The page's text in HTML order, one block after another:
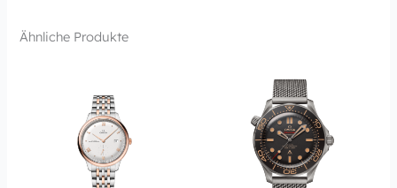
Ähnliche Produkte